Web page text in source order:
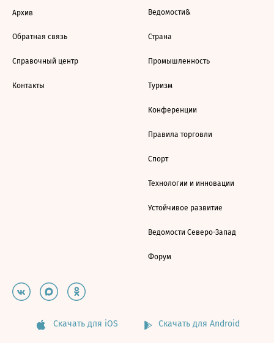
Архив
Обратная связь
Справочный центр
Контакты
Ведомости&
Страна
Промышленность
Туризм
Конференции
Правила торговли
Спорт
Технологии и инновации
Устойчивое развитие
Ведомости Северо-Запад
Форум
Скачать для iOS Скачать для Android